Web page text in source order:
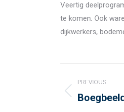
Veertig
te komen. Ook
dijkwerkers,
PREVIOUS
Previous